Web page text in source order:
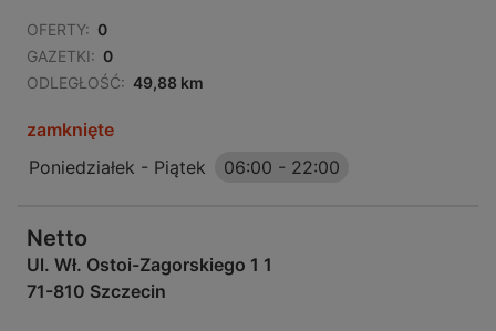
OFERTY: 0
GAZETKI: 0
ODLEGŁOŚĆ: 49,88 km
zamknięte
Poniedziałek - Piątek
06:00 - 22:00
Netto
Ul. Wł. Ostoi-Zagorskiego 1 1
71-810 Szczecin